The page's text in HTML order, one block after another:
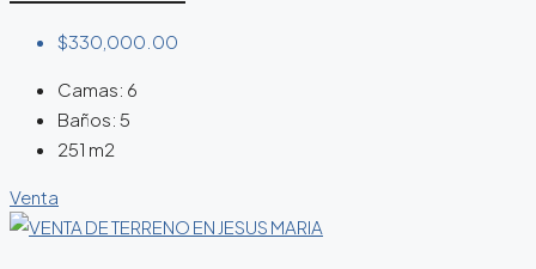
$330,000.00
Camas: 6
Baños: 5
251 m2
Venta